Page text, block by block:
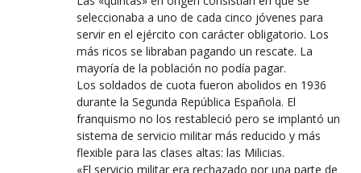
seleccionaba a uno de cada cinco jóvenes para
servir en el ejército con carácter obligatorio. Los
más ricos se libraban pagando un rescate. La
mayoría de la población no podía pagar.
Los soldados de cuota fueron abolidos en 1936
durante la Segunda República Española. El
franquismo no los restableció pero se implantó un
sistema de servicio militar más reducido y más
flexible para las clases altas: las Milicias.
«El servicio militar era rechazado por una parte de